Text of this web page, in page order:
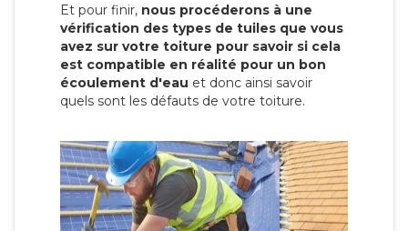
Et pour finir, nous procéderons à une
vérification des types de tuiles que vous
avez sur votre toiture pour savoir si cela
est compatible en réalité pour un bon
écoulement d'eau et donc ainsi savoir
quels sont les défauts de votre toiture.